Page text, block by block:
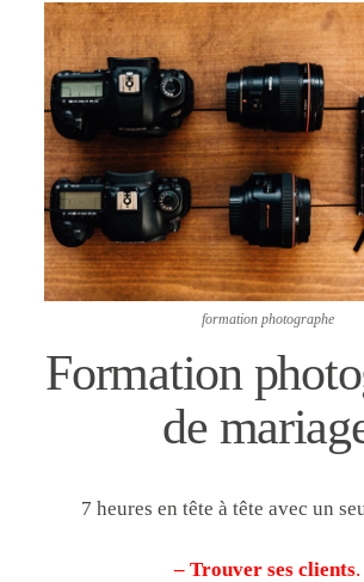
formation photographe
Formation
de
7 heures en tête à tête avec un
– Trouver ses clients.